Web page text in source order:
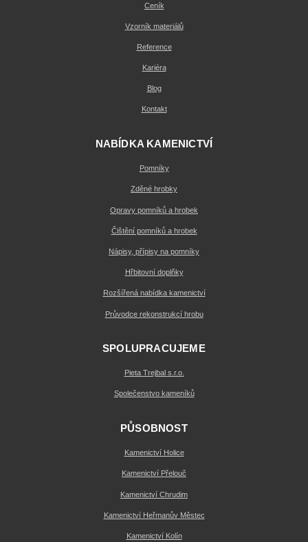
Ceník
Vzorník materiálů
Reference
Kariéra
Blog
Kontakt
NABÍDKA KAMENICTVÍ
Pomníky
Zděné hrobky
Opravy pomníků a hrobek
Čištění pomníků a hrobek
Nápisy, přípisy na pomníky
Hřbitovní doplňky
Rozšířená nabídka kamenictví
Průvodce rekonstrukcí hrobu
SPOLUPRACUJEME
Pieta Trejbal s.r.o.
Společenstvo kameníků
PŮSOBNOST
Kamenictví Holice
Kamenictví Přelouč
Kamenictví Chrudim
Kamenictví Heřmanův Městec
Kamenictví Kolín